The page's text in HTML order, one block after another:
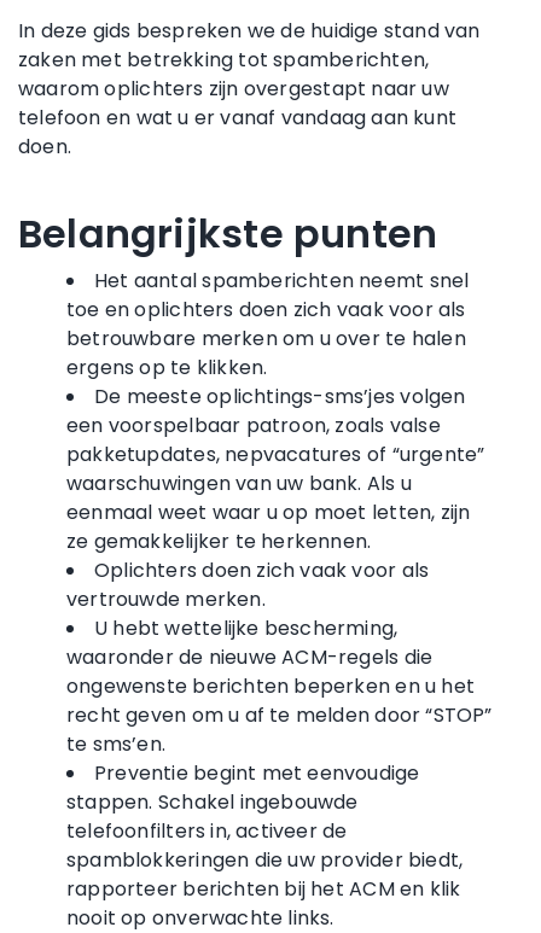
In deze gids bespreken we de huidige stand van
zaken met betrekking tot spamberichten,
waarom oplichters zijn overgestapt naar uw
telefoon en wat u er vanaf vandaag aan kunt
doen.
Belangrijkste punten
Het aantal spamberichten neemt snel
toe en oplichters doen zich vaak voor als
betrouwbare merken om u over te halen
ergens op te klikken.
De meeste oplichtings-sms’jes volgen
een voorspelbaar patroon, zoals valse
pakketupdates, nepvacatures of “urgente”
waarschuwingen van uw bank. Als u
eenmaal weet waar u op moet letten, zijn
ze gemakkelijker te herkennen.
Oplichters doen zich vaak voor als
vertrouwde merken.
U hebt wettelijke bescherming,
waaronder de nieuwe ACM-regels die
ongewenste berichten beperken en u het
recht geven om u af te melden door “STOP”
te sms’en.
Preventie begint met eenvoudige
stappen. Schakel ingebouwde
telefoonfilters in, activeer de
spamblokkeringen die uw provider biedt,
rapporteer berichten bij het ACM en klik
nooit op onverwachte links.